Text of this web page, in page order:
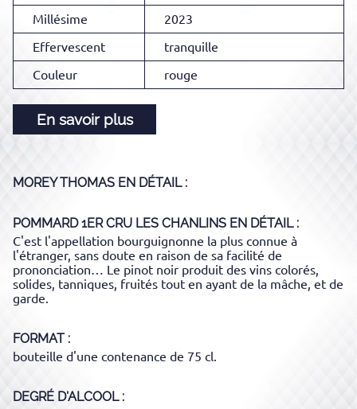
Millésime
2023
Effervescent
tranquille
Couleur
rouge
En savoir plus
MOREY THOMAS EN DÉTAIL :
POMMARD 1ER CRU LES CHANLINS EN DÉTAIL :
C'est l'appellation bourguignonne la plus connue à
l'étranger, sans doute en raison de sa facilité de
prononciation… Le pinot noir produit des vins colorés,
solides, tanniques, fruités tout en ayant de la mâche, et de
garde.
FORMAT
bouteille d'une contenance de 75 cl.
DEGRÉ D'ALCOOL